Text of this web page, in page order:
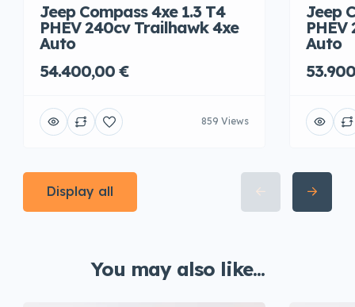
Jeep Compass 4xe 1.3 T4
PHEV 240cv Trailhawk 4xe
Auto
54.400,00 €
859 Views
Jeep
Auto
Display all
You may also like...